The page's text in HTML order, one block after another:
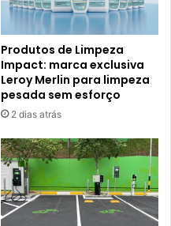
Produtos de Limpeza
Impact: marca exclusiva
Leroy Merlin para limpeza
pesada sem esforço
2 dias atrás